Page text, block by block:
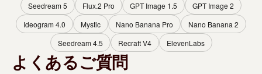
Seedream 5
Flux.2 Pro GPT Image 1.5
GPT Image 2
Ideogram 4.0
Mystic Nano Banana Pro
Nano Banana 2
Seedream 4.5
Recraft V4 ElevenLabs
よくあるご質問